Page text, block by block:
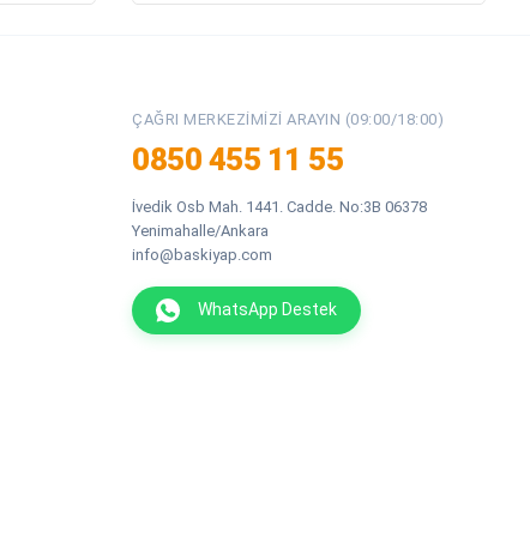
ÇAĞRI MERKEZIMIZI ARAYIN (09:00/18:00)
0850 455 11 55
İvedik Osb Mah. 1441. Cadde. No:3B 06378
Yenimahalle/Ankara
info@baskiyap.com
WhatsApp Destek